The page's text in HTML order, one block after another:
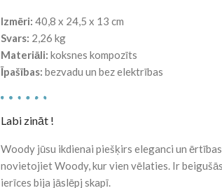
Izmēri: 40,8 x 24,5 x 13 cm
Svars: 2,26 kg
Materiāli: koksnes kompozīts
Īpašības: bezvadu un bez elektrības
Labi zināt !
Woody jūsu ikdienai piešķirs eleganci un
novietojiet Woody, kur vien vēlaties. Ir
ierīces bija jāslēpj skapī.